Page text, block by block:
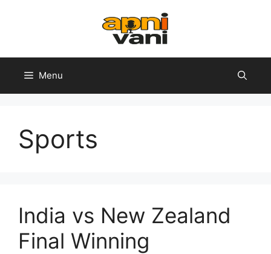
Menu
Sports
India vs New Zealand
Final Winning